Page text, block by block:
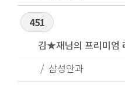
451
김★재님의 프리미엄
삼성안과